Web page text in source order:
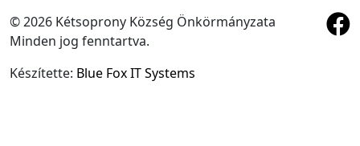
© 2026 Kétsoprony Község Önkörmányzata
Minden jog fenntartva.
Készítette: Blue Fox IT Systems